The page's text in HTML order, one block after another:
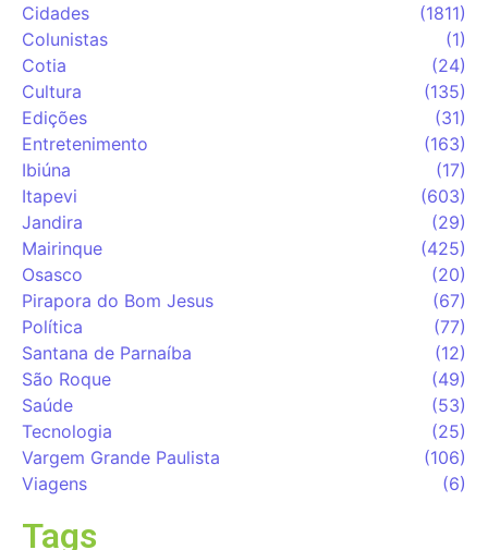
Cidades
(1811)
Colunistas
(1)
Cotia
(24)
Cultura
(135)
Edições
(31)
Entretenimento
(163)
Ibiúna
(17)
Itapevi
(603)
Jandira
(29)
Mairinque
(425)
Osasco
(20)
Pirapora do Bom Jesus
(67)
Política
(77)
Santana de Parnaíba
(12)
São Roque
(49)
Saúde
(53)
Tecnologia
(25)
Vargem Grande Paulista
(106)
Viagens
(6)
Tags